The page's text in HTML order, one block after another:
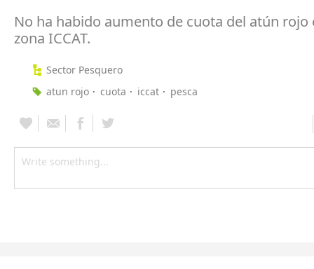
No ha habido aumento de cuota del atún rojo
zona ICCAT.
Sector Pesquero
atun rojo
cuota iccat pesca